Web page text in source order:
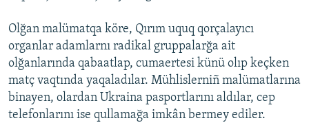
SÜRET
BLOGLAR
FİKİR
Русский
Olğan malümatqa köre, Qırım uquq qorçalayıcı
organlar adamlarnı radikal gruppalarğa ait
olğanlarında qabaatlap, cumaertesi künü olıp keçken
matç vaqtında yaqaladılar. Mühlislerniñ malümatlarına
binayen, olardan Ukraina pasportlarını aldılar, cep
telefonlarını ise qullamağa imkân bermey ediler.